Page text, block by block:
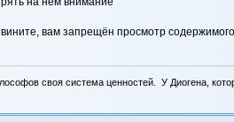
вам запрещён просмотр
своя система ценностей. У Диогена,